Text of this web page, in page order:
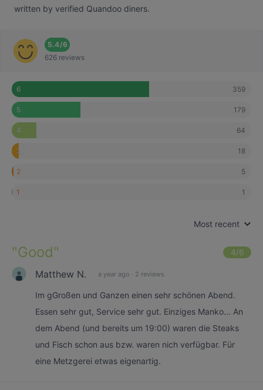
written by verified Quandoo diners.
5.4/6
626 reviews
6 359
5 179
4 64
3 18
2 5
1 1
Most recent
"Good" 4/6
Matthew N. a year ago · 2 reviews
Im gGroßen und Ganzen einen sehr schönen Abend.
Essen sehr gut, Service sehr gut. Einziges Manko... An
dem Abend (und bereits um 19:00) waren die Steaks
und Fisch schon aus bzw. waren nich verfügbar. Für
eine Metzgerei etwas eigenartig.